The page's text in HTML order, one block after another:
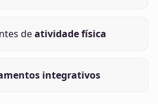
deatividade física
integrativos